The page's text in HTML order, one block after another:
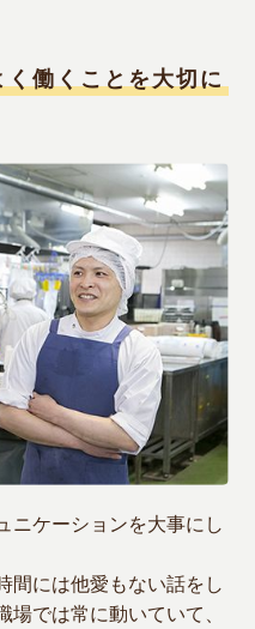
働くことを大切に
ニケーションを大事にし
間には他愛もない話をし
では常に動いていて、